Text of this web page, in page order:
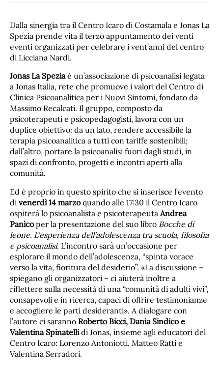
Dalla sinergia tra il Centro Icaro di Costamala e Jonas La
Spezia prende vita il terzo appuntamento dei venti
eventi organizzati per celebrare i vent’anni del centro
di Licciana Nardi.
Jonas La Speziaè un’associazione di psicoanalisi legata
a Jonas Italia, rete che promuove i valori del Centro di
Clinica Psicoanalitica per i Nuovi Sintomi, fondato da
Massimo Recalcati. Il gruppo, composto da
psicoterapeuti e psicopedagogisti, lavora con un
duplice obiettivo: da un lato, rendere accessibile la
terapia psicoanalitica a tutti con tariffe sostenibili;
dall’altro, portare la psicoanalisi fuori dagli studi, in
spazi di confronto, progetti e incontri aperti alla
comunità.
Ed è proprio in questo spirito che si inserisce l’evento
di venerdì 14 marzoquando alle 17:30 il Centro Icaro
ospiterà lo psicoanalista e psicoterapeutaAndrea
Panìcoper la presentazione del suo libro Bocche di
leone. L’esperienza dell’adolescenza tra scuola, filosofia
e psicoanalisi. L’incontro sarà un’occasione per
esplorare il mondo dell’adolescenza, “spinta vorace
verso la vita, fioritura del desiderio”. «La discussione –
spiegano gli organizzatori – ci aiuterà inoltre a
riflettere sulla necessità di una “comunità di adulti vivi”,
consapevoli e in ricerca, capaci di offrire testimonianze
e accogliere le parti desideranti». A dialogare con
l’autore ci saranno Roberto Bicci, Dania Sindico e
Valentina Spinatellidi Jonas, insieme agli educatori del
Centro Icaro: Lorenzo Antoniotti, Matteo Ratti e
Valentina Serradori.